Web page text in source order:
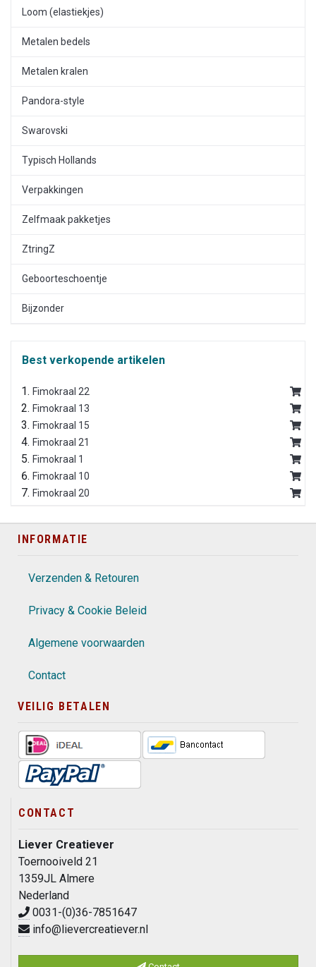
Loom (elastiekjes)
Metalen bedels
Metalen kralen
Pandora-style
Swarovski
Typisch Hollands
Verpakkingen
Zelfmaak pakketjes
ZtringZ
Geboorteschoentje
Bijzonder
Best verkopende artikelen
Fimokraal 22
Fimokraal 13
Fimokraal 15
Fimokraal 21
Fimokraal 1
Fimokraal 10
Fimokraal 20
INFORMATIE
Verzenden & Retouren
Privacy & Cookie Beleid
Algemene voorwaarden
Contact
VEILIG BETALEN
CONTACT
Liever Creatiever
Toernooiveld 21
1359JL Almere
Nederland
0031-(0)36-7851647
info@lievercreatiever.nl